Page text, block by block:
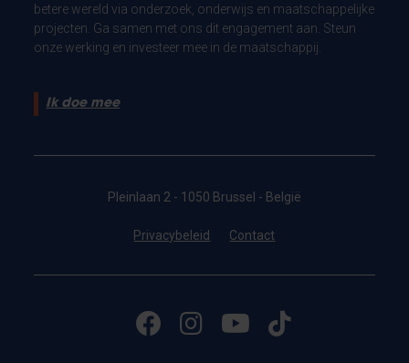
betere wereld via onderzoek, onderwijs en maatschappelijke
projecten. Ga samen met ons dit engagement aan. Steun
onze werking en investeer mee in de maatschappij.
Ik doe mee
Pleinlaan 2 - 1050 Brussel - België
Privacybeleid Contact